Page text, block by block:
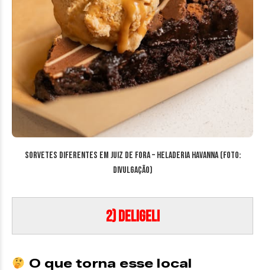
Sorvetes diferentes em Juiz de Fora – Heladeria Havanna (Foto:
Divulgação)
2) DeliGeli
O que torna esse local